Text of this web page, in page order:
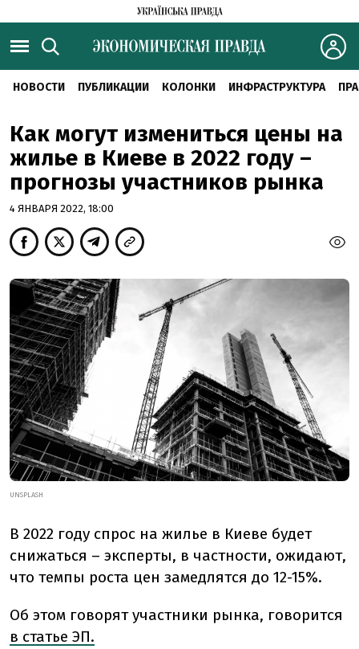
НОВОСТИ ПУБЛИКАЦИИ КОЛОНКИ ИНФРАСТРУКТУРА
Как могут измениться цены на
жилье в Киеве в 2022 году –
прогнозы участников рынка
4 ЯНВАРЯ 2022, 18:00
UNSPLASH
В 2022 году спрос на жилье в Киеве будет
снижаться – эксперты, в частности, ожидают,
что темпы роста цен замедлятся до 12-15%.
Об этом говорят участники рынка, говорится
в статье ЭП.